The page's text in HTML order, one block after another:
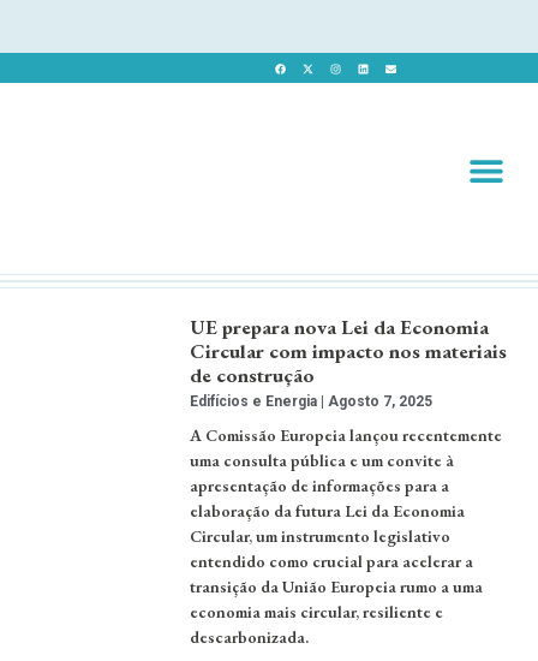
UE prepara nova Lei da Economia
Circular com impacto nos materiais
de construção
Edifícios e Energia Agosto 7, 2025
A Comissão Europeia lançou recentemente
uma consulta pública e um convite à
apresentação de informações para a
elaboração da futura Lei da Economia
Circular, um instrumento legislativo
entendido como crucial para acelerar a
transição da União Europeia rumo a uma
economia mais circular, resiliente e
descarbonizada.